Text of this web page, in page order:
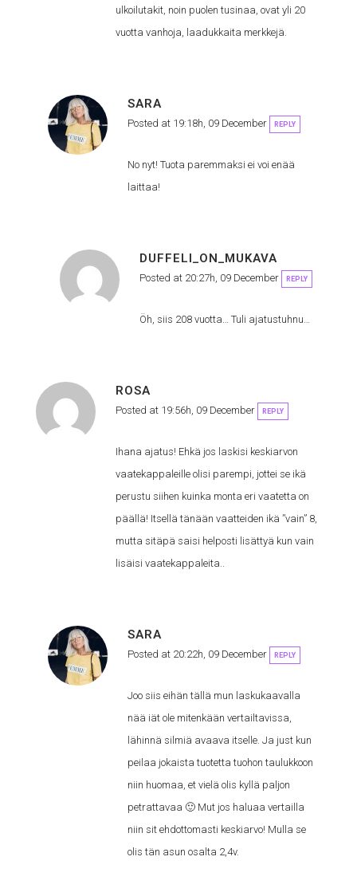
ulkoilutakit, noin puolen tusinaa, ovat yli 20
vuotta vanhoja, laadukkaita merkkejä.
SARA
Posted at 19:18h, 09 December REPLY
No nyt! Tuota paremmaksi ei voi enää
laittaa!
DUFFELI_ON_MUKAVA
Posted at 20:27h, 09 December REPLY
Öh, siis 208 vuotta… Tuli ajatustuhnu…
ROSA
Posted at 19:56h, 09 December REPLY
Ihana ajatus! Ehkä jos laskisi keskiarvon
vaatekappaleille olisi parempi, jottei se ikä
perustu siihen kuinka monta eri vaatetta on
päällä! Itsellä tänään vaatteiden ikä ”vain” 8,
mutta sitäpä saisi helposti lisättyä kun vain
lisäisi vaatekappaleita..
SARA
Posted at 20:22h, 09 December REPLY
Joo siis eihän tällä mun laskukaavalla
nää iät ole mitenkään vertailtavissa,
lähinnä silmiä avaava itselle. Ja just kun
peilaa jokaista tuotetta tuohon taulukkoon
niin huomaa, et vielä olis kyllä paljon
petrattavaa 🙂 Mut jos haluaa vertailla
niin sit ehdottomasti keskiarvo! Mulla se
olis tän asun osalta 2,4v.